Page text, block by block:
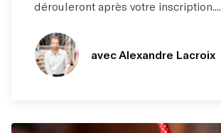
dérouleront après votre inscription....
avec Alexandre Lacroix